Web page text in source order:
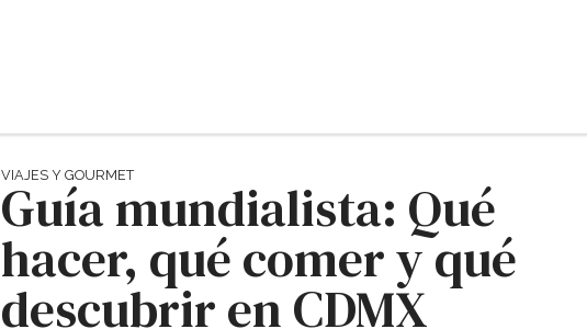
VIAJES Y GOURMET
Guía mundialista: Qué
hacer, qué comer y qué
descubrir en CDMX